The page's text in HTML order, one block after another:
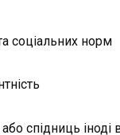
соціальних норм
спідниць іноді